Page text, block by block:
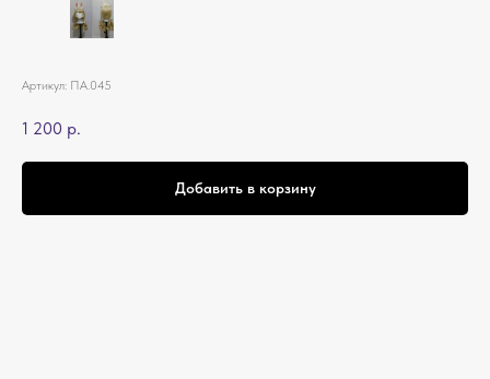
Артикул: ПА.045
1 200 р.
Добавить в корзину